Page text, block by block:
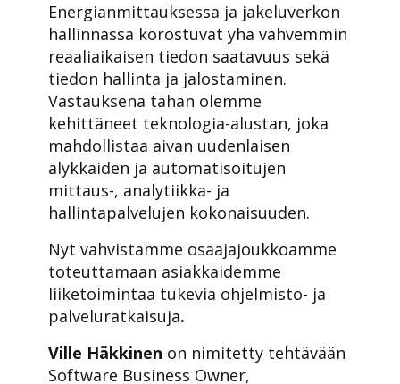
Energianmittauksessa ja jakeluverkon
hallinnassa korostuvat yhä vahvemmin
reaaliaikaisen tiedon saatavuus sekä
tiedon hallinta ja jalostaminen.
Vastauksena tähän olemme
kehittäneet teknologia-alustan, joka
mahdollistaa aivan uudenlaisen
älykkäiden ja automatisoitujen
mittaus-, analytiikka- ja
hallintapalvelujen kokonaisuuden.
Nyt vahvistamme osaajajoukkoamme
toteuttamaan asiakkaidemme
liiketoimintaa tukevia ohjelmisto- ja
palveluratkaisuja.
Ville Häkkinen on nimitetty tehtävään
Software Business Owner,